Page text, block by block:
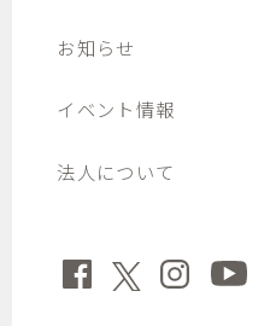
お知らせ
イベント情報
法人について